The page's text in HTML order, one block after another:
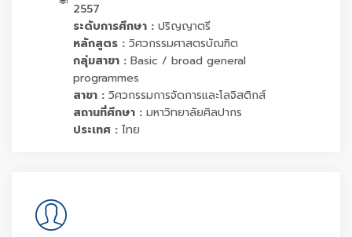
2557
ระดับการศึกษา : ปริญญาตรี
หลักสูตร : วิศวกรรมศาสตรบัณฑิต
กลุ่มสาขา : Basic / broad general
programmes
สาขา : วิศวกรรมการจัดการและโลจิสติกส์
สถานที่ศึกษา : มหาวิทยาลัยศิลปากร
ประเทศ : ไทย